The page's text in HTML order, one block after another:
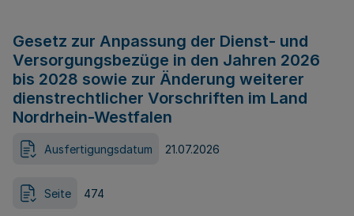
Gesetz zur Anpassung der Dienst- und
Versorgungsbezüge in den Jahren 2026
bis 2028 sowie zur Änderung weiterer
dienstrechtlicher Vorschriften im Land
Nordrhein-Westfalen
Ausfertigungsdatum 21.07.2026
Seite 474